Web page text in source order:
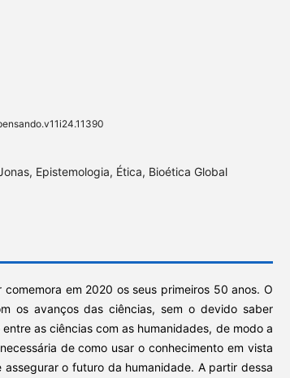
Epistemologia, Ética, Bioética Global
em 2020 os seus primeiros 50 anos. O
os avanços das ciências, sem o devido saber
as ciências com as humanidades, de modo a
de como usar o conhecimento em vista
o futuro da humanidade. A partir dessa